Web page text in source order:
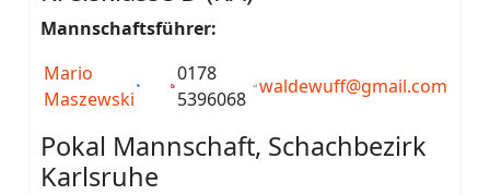
Mannschaftsführer:
Mario
Maszewski
0178
5396068
waldewuff@gmail.com
Pokal Mannschaft, Schachbezirk
Karlsruhe